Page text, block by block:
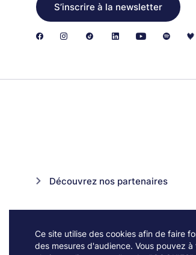
Ce site utilise des cookies afin de faire
des mesures d'audience. Vous pouvez
S’inscrire à la newsletter
Découvrez nos partenaires